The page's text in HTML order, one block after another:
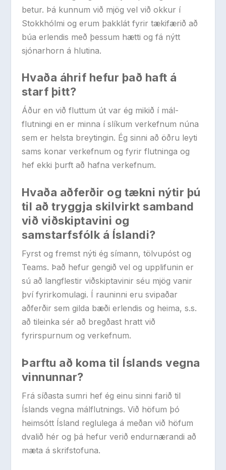
betur. Þá kunnum við mjög vel við okkur í
Stokkhólmi og erum þakklát fyrir tækifærið að
búa erlendis með þessum hætti og fá nýtt
sjónarhorn á hlutina.
Hvaða áhrif hefur það haft á
starf þitt?
Áður en við fluttum út var ég mikið í mál-
flutningi en er minna í slíkum verkefnum núna
sem er helsta breytingin. Ég sinni að öðru leyti
sams konar verkefnum og fyrir flutninga og
hef ekki þurft að hafna verkefnum.
Hvaða aðferðir og tækni nýtir þú
til að tryggja skilvirkt samband
við viðskiptavini og
samstarfsfólk á Íslandi?
Fyrst og fremst nýti ég símann, tölvupóst og
Teams. Það hefur gengið vel og upplifunin er
sú að langflestir viðskiptavinir séu mjög vanir
því fyrirkomulagi. Í rauninni eru svipaðar
aðferðir sem gilda bæði erlendis og heima, s.s.
að tileinka sér að bregðast hratt við
fyrirspurnum og verkefnum.
Þarftu að koma til Íslands vegna
vinnunnar?
Frá síðasta sumri hef ég einu sinni farið til
Íslands vegna málflutnings. Við höfum þó
heimsótt Ísland reglulega á meðan við höfum
dvalið hér og þá hefur verið endurnærandi að
mæta á skrifstofuna.